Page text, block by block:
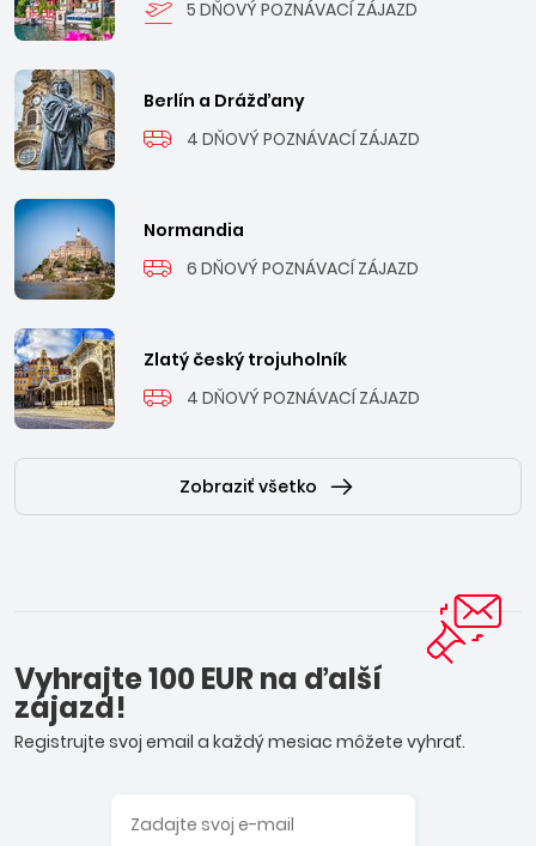
5 DŇOVÝ POZNÁVACÍ ZÁJAZD
Berlín a Drážďany
4 DŇOVÝ POZNÁVACÍ ZÁJAZD
Normandia
6 DŇOVÝ POZNÁVACÍ ZÁJAZD
Zlatý český trojuholník
4 DŇOVÝ POZNÁVACÍ ZÁJAZD
Zobraziť všetko
Vyhrajte 100 EUR na ďalší
zájazd!
Registrujte svoj email a každý mesiac môžete vyhrať.